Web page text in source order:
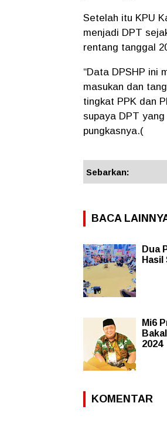
Setelah itu KPU
menjadi DPT
rentang tanggal
“Data DPSHP ini
masukan dan
tingkat PPK dan
supaya DPT
pungkasnya.(
Sebarkan:
BACA
Dua
Mi6
2024
KOMENTAR